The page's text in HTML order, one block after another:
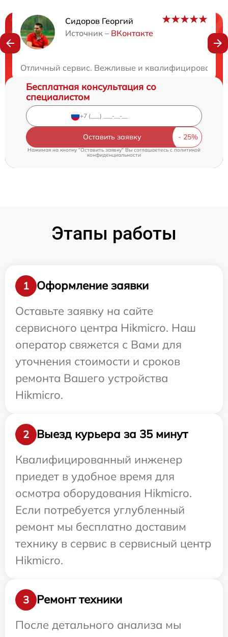
Сидоров Георгий
Источник – ВКонтакте
Отличный сервис. Вежливые и
Нужна консультация?
Бесплатная консультация со
специалистом
Оставить заявку
Нажимая на кнопку "Оставить заявку" Вы соглашаетесь cполитикой
конфиденциальности
Этапы работы
1
Оформление заявки
Оставьте заявку на сайте
сервисного центра Hikmicro. Наш
оператор свяжется с Вами для
уточнения стоимости и сроков
ремонта Вашего устройства
Hikmicro.
2
Выезд курьера за 35 минут
Квалифицированный инженер
приедет в удобное время для
осмотра оборудования Hikmicro.
Если потребуется углубленный
ремонт мы бесплатно доставим
технику в сервис в сервисный центр
Hikmicro.
3
Ремонт техники
После детального анализа мы